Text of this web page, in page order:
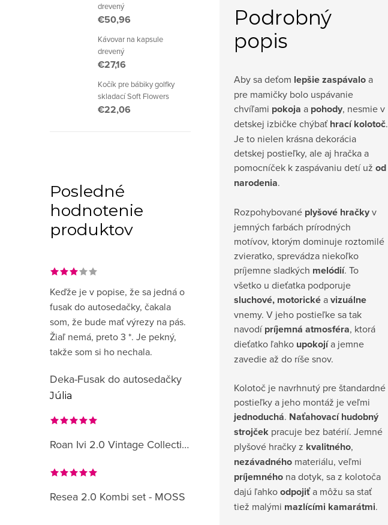
drevený
€50,96
Kávovar na kapsule
drevený
€27,16
Kočík pre bábiky golfky
skladací Soft Flowers
€22,06
Posledné
hodnotenie
produktov
Keďže je v popise, že sa jedná o
fusak do autosedačky, čakala
som, že bude mať výrezy na pás.
Žiaľ nemá, preto 3 *. Je pekný,
takže som si ho nechala.
Deka-Fusak do autosedačky
Júlia
Roan Ivi 2.0 Vintage Collection
Resea 2.0 Kombi set - MOSS
Podrobný
popis
Aby sa deťom lepšie zaspávaloa
pre mamičky bolo uspávanie
chvíľami pokoja a pohody, nesmie v
detskej izbičke chýbať hrací kolotoč.
Je to nielen krásna dekorácia
detskej postieľky, ale aj hračka a
pomocníček k zaspávaniu detí už od
narodenia.
Rozpohybované plyšové hračkyv
jemných farbách prírodných
motívov, ktorým dominuje roztomilé
zvieratko, sprevádza niekoľko
príjemne sladkých melódií. To
všetko u dieťatka podporuje
sluchové, motorickéavizuálne
vnemy. V jeho postieľke sa tak
navodípríjemná atmosféra, ktorá
dieťatko ľahko upokojía jemne
zavedie až do ríše snov.
Kolotoč je navrhnutý pre štandardné
postieľky a jeho montáž je veľmi
jednoduchá. Naťahovací hudobný
strojček pracuje bez batérií. Jemné
plyšové hračky z kvalitného,
nezávadného materiálu, veľmi
príjemného na dotyk, sa z kolotoča
dajú ľahkoodpojiťa môžu sa stať
tiež malými mazlícími kamarátmi.